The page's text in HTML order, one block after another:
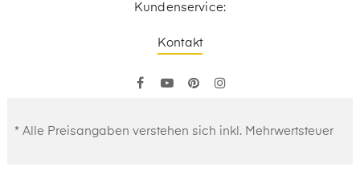
Kundenservice:
Kontakt
FacebookYouTubePinterest
* Alle Preisangaben verstehen sich inkl. Mehrwertsteuer